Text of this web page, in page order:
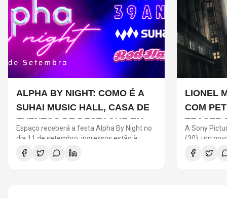
ALPHA BY NIGHT: COMO É A
SUHAI MUSIC HALL, CASA DE
EVENTOS DE DESTAQUE EM
SÃO PAULO?
Espaço receberá a festa Alpha By Night no
dia 11 de setembro; ingressos estão à
venda no site da Ticketmaster Brasil
LIONEL
COM
TEASER
UM
A Sony
(30), um
Um Novo
Messi. O